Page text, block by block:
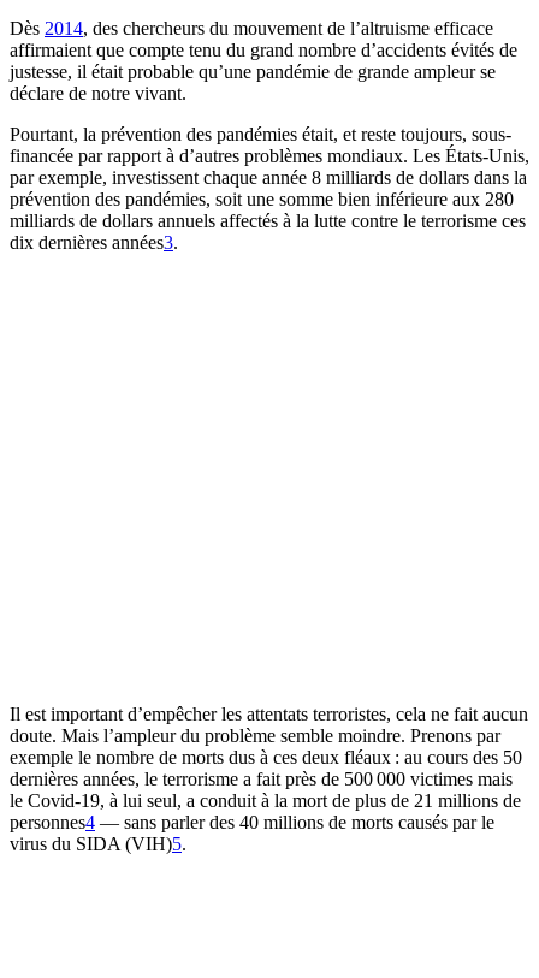
Dès 2014, des chercheurs du mouvement de l’altruisme efficace
affirmaient que compte tenu du grand nombre d’accidents évités de
justesse, il était probable qu’une pandémie de grande ampleur se
déclare de notre vivant.
Pourtant, la prévention des pandémies était, et reste toujours, sous-
financée par rapport à d’autres problèmes mondiaux. Les États-Unis,
par exemple, investissent chaque année 8 milliards de dollars dans la
prévention des pandémies, soit une somme bien inférieure aux 280
milliards de dollars annuels affectés à la lutte contre le terrorisme ces
dix dernières années⁠3.
Il est important d’empêcher les attentats terroristes, cela ne fait aucun
doute. Mais l’ampleur du problème semble moindre. Prenons par
exemple le nombre de morts dus à ces deux fléaux : au cours des 50
dernières années, le terrorisme a fait près de 500 000 victimes mais
le Covid-19, à lui seul, a conduit à la mort de plus de 21 millions de
personnes⁠4 — sans parler des 40 millions de morts causés par le
virus du SIDA (VIH)⁠5.